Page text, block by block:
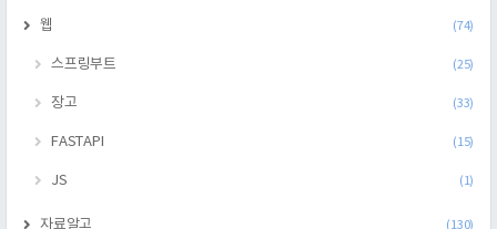
웹 (74)
스프링부트 (25)
장고 (33)
FASTAPI (15)
JS (1)
자료알고 (130)